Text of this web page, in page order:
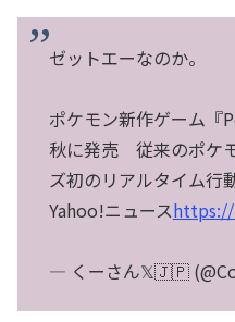
ゼットエーなのか。
ポケモン新作ゲーム『
秋に発売 従来のポケ
ズ初のリアルタイム行
Yahoo!ニュース
— くーさん𝕏🇯🇵